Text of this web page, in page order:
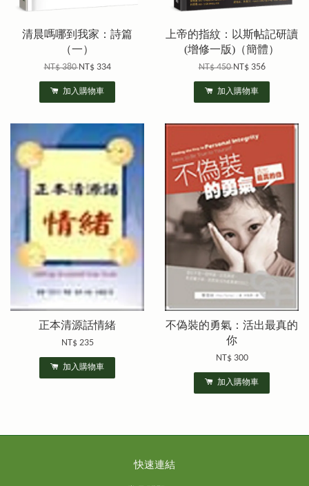
清晨嗎哪到我家：詩篇
（一）
NT$ 380NT$ 334
加入購物車
上帝的指紋：以斯帖記研讀
(增修一版)（簡體）
NT$ 450NT$ 356
加入購物車
正本清源話情緒
NT$ 235
加入購物車
不偽裝的勇氣：活出最真的
你
NT$ 300
加入購物車
快速連結